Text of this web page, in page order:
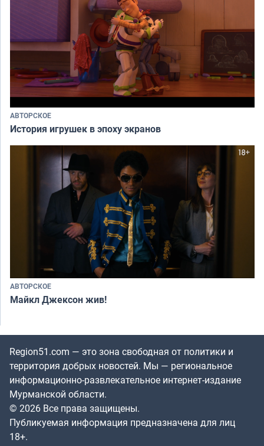
АВТОРСКОЕ
История игрушек в эпоху экранов
АВТОРСКОЕ
Майкл Джексон жив!
Region51.com — это зона свободная от политики и
территория добрых новостей. Мы — региональное
информационно-развлекательное интернет-издание
Мурманской области.
© 2026 Все права защищены.
Публикуемая информация предназначена для лиц
18+.